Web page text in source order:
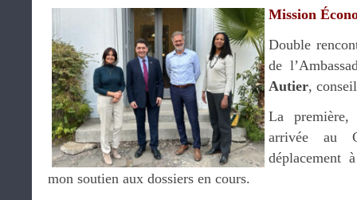
Mission
Double
de
Autier,
La
arrivée au
déplacement
mon soutien aux dossiers en cours.